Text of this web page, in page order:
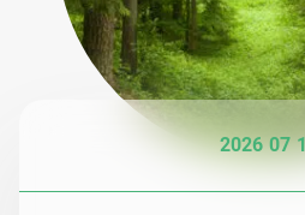
2026 07